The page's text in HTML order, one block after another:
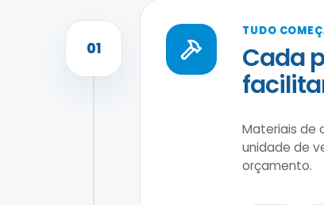
01
TUDO
Cada
Materiais de
unidade de
orçamento.